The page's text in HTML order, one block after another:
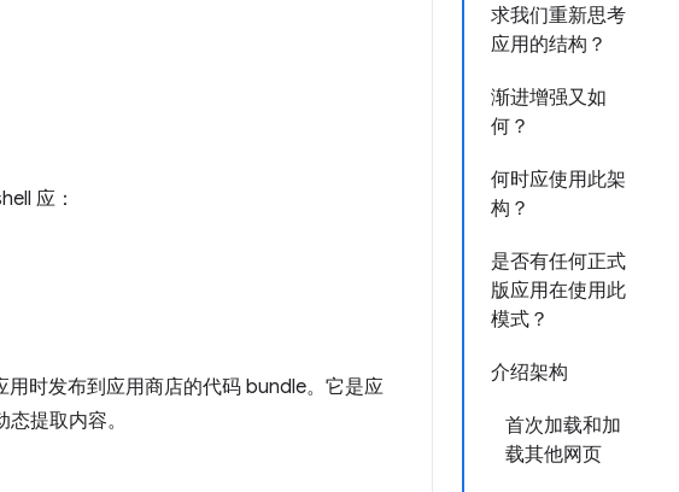
求我们重新思考
应用的结构？
渐进增强又如
何？
何时应使用此架
构？
是否有任何正式
版应用在使用此
模式？
介绍架构
首次加载和加
载其他网页
应：
时发布到应用商店的代码 bundle。它是应
提取内容。